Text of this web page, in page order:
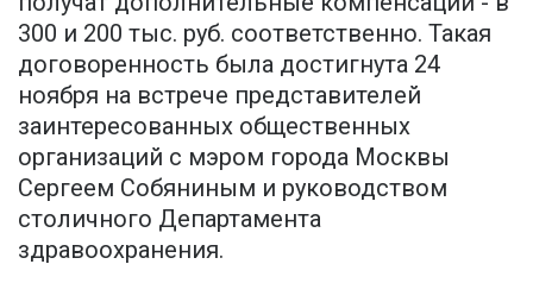
300 и 200 тыс. руб. соответственно. Такая
договоренность была достигнута 24
ноября на встрече представителей
заинтересованных общественных
организаций с мэром города Москвы
Сергеем Собяниным и руководством
столичного Департамента
здравоохранения.